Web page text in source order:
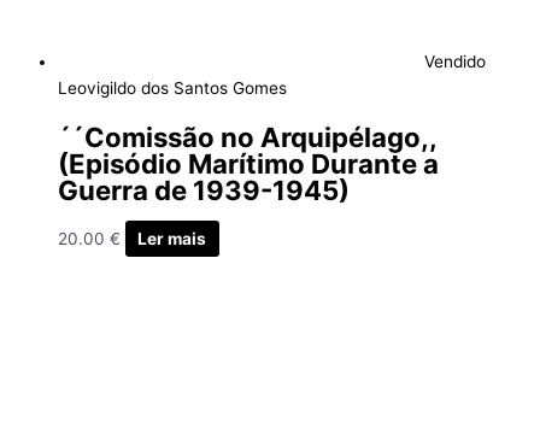
Vendido
Leovigildo dos Santos Gomes
´´Comissão no Arquipélago,,
(Episódio Marítimo Durante a
Guerra de 1939-1945)
20.00 € Ler mais